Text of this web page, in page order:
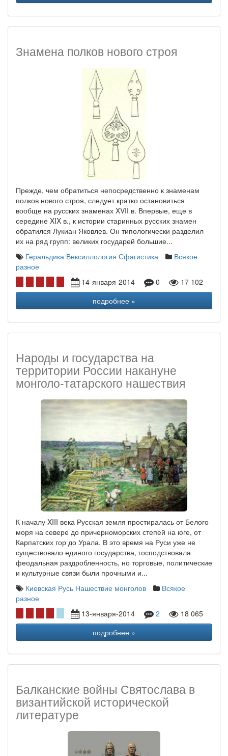
Знамена полков нового строя
Прежде, чем обратиться непосредственно к знаменам
полков нового строя, следует кратко остановиться
вообще на русских знаменах XVII в. Впервые, еще в
середине XIX в., к истории старинных русских знамен
обратился Лукиан Яковлев. Он типологически разделил
их на ряд групп: великих государей большие...
Геральдика Вексиллология Сфагистика
Всякое
разное
14-января-2014
0
17 102
подробнее »
Народы и государства на
территории России накануне
монголо-татарского нашествия
К началу XIII века Русская земля простиралась от Белого
моря на севере до причерноморских степей на юге, от
Карпатских гор до Урала. В это время на Руси уже не
существовало единого государства, господствовала
феодальная раздробленность, но торговые, политические
и культурные связи были прочными и...
Киевская Русь Нашествие монголов
Всякое
разное
13-января-2014
2
18 065
подробнее »
Балканские войны Святослава в
византийской исторической
литературе